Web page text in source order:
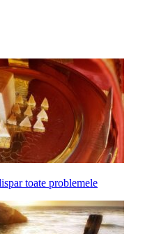
toate problemele